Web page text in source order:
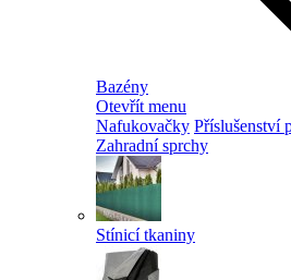
Bazény
Otevřít menu
Nafukovačky Příslušenství
Zahradní sprchy
Stínicí tkaniny